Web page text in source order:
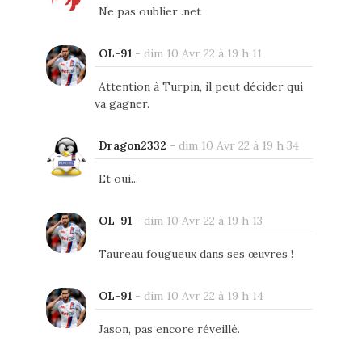
Ne pas oublier .net
OL-91- dim 10 Avr 22 à 19 h 11
Attention à Turpin, il peut décider qui
va gagner.
Dragon2332 - dim 10 Avr 22 à 19 h 34
Et oui...
OL-91- dim 10 Avr 22 à 19 h 13
Taureau fougueux dans ses œuvres !
OL-91- dim 10 Avr 22 à 19 h 14
Jason, pas encore réveillé.